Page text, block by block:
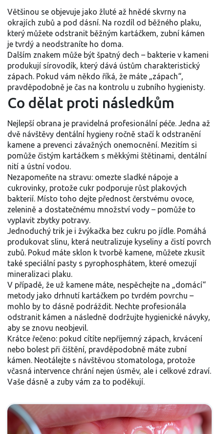
Většinou se objevuje jako žluté až hnědé skvrny na
okrajích zubů a pod dásní. Na rozdíl od běžného plaku,
který můžete odstranit běžným kartáčkem, zubní kámen
je tvrdý a neodstraníte ho doma.
Dalším znakem může být špatný dech – bakterie v kameni
produkují sírovodík, který dává ústům charakteristický
zápach. Pokud vám někdo říká, že máte „zápach“,
pravděpodobně je čas na kontrolu u zubního hygienisty.
Co dělat proti následkům
Nejlepší obrana je pravidelná profesionální péče. Jedna až
dvě návštěvy dentální hygieny ročně stačí k odstranění
kamene a prevenci závažných onemocnění. Mezitím si
pomůže čistým kartáčkem s měkkými štětinami, dentální
nití a ústní vodou.
Nezapomeňte na stravu: omezte sladké nápoje a
cukrovinky, protože cukr podporuje růst plakových
bakterií. Místo toho dejte přednost čerstvému ovoce,
zelenině a dostatečnému množství vody – pomůže to
vyplavit zbytky potravy.
Jednoduchý trik je i žvýkačka bez cukru po jídle. Pomáhá
produkovat slinu, která neutralizuje kyseliny a čistí povrch
zubů. Pokud máte sklon k tvorbě kamene, můžete zkusit
také speciální pasty s pyrophosphátem, které omezují
mineralizaci plaku.
V případě, že už kamene máte, nespěchejte na „domácí“
metody jako drhnutí kartáčkem po tvrdém povrchu –
mohlo by to dásně podráždit. Nechte profesionála
odstranit kámen a následně dodržujte hygienické návyky,
aby se znovu neobjevil.
Krátce řečeno: pokud cítíte nepříjemný zápach, krvácení
nebo bolest při čištění, pravděpodobně máte zubní
kámen. Neotálejte s návštěvou stomatologa, protože
včasná intervence chrání nejen úsměv, ale i celkové zdraví.
Vaše dásně a zuby vám za to poděkují.